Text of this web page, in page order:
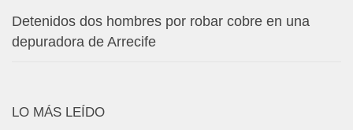
Detenidos dos hombres por robar cobre en una
depuradora de Arrecife
LO MÁS LEÍDO